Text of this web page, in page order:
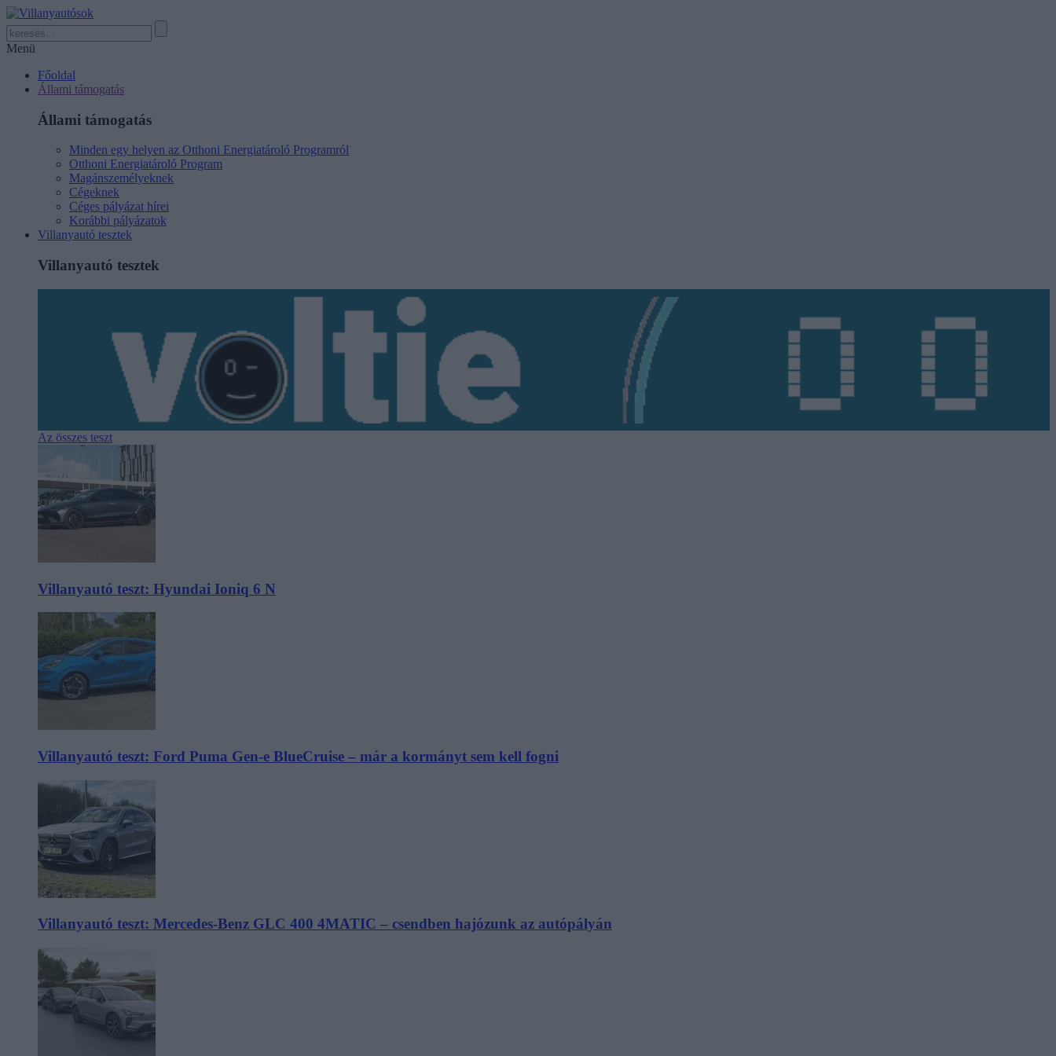
Menü
Főoldal
Állami támogatás
Állami támogatás
Minden egy helyen az Otthoni Energiatároló Programról
Otthoni Energiatároló Program
Magánszemélyeknek
Cégeknek
Céges pályázat hírei
Korábbi pályázatok
Villanyautó tesztek
Villanyautó tesztek
Az összes teszt
Villanyautó teszt: Hyundai Ioniq 6 N
Villanyautó teszt: Ford Puma Gen-e BlueCruise – már a kormányt sem kell fogni
Villanyautó teszt: Mercedes-Benz GLC 400 4MATIC – csendben hajózunk az autópályán